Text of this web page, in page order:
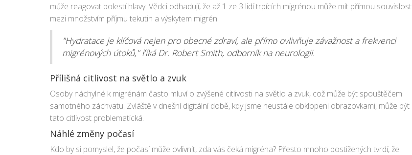
může reagovat bolestí hlavy. Vědci odhadují, že až 1 ze 3 lidí trpících migrénou může mít přímou souvislost
mezi množstvím příjmu tekutin a výskytem migrén.
"Hydratace je klíčová nejen pro obecné zdraví, ale přímo ovlivňuje závažnost a frekvenci
migrénových útoků," říká Dr. Robert Smith, odborník na neurologii.
Přílišná citlivost na světlo a zvuk
Osoby náchylné k migrénám často mluví o zvýšené citlivosti na světlo a zvuk, což může být spouštěčem
samotného záchvatu. Zvláště v dnešní digitální době, kdy jsme neustále obklopeni obrazovkami, může být
tato citlivost problematická.
Náhlé změny počasí
Kdo by si pomyslel, že počasí může ovlivnit, zda vás čeká migréna? Přesto mnoho postižených tvrdí, že